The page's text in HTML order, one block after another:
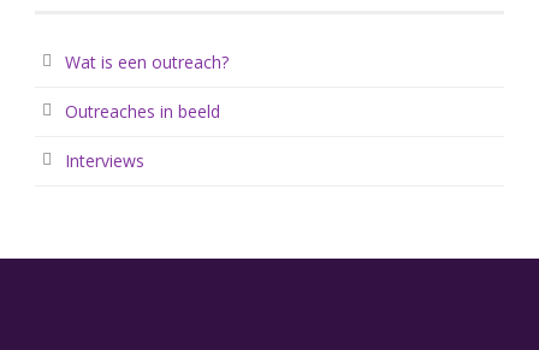
Wat is een outreach?
Outreaches in beeld
Interviews